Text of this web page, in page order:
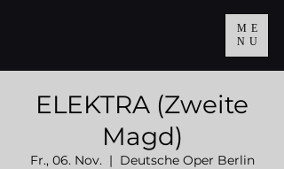
ME
NU
ELEKTRA (Zweite
Magd)
Fr., 06. Nov.
  |
Deutsche Oper Berlin